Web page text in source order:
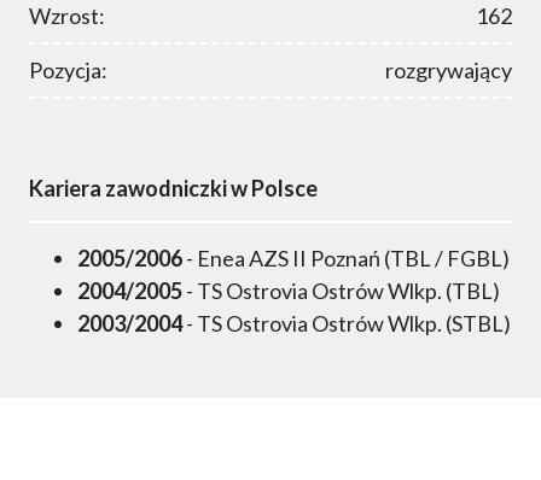
Wzrost: 162
Pozycja: rozgrywający
Kariera zawodniczki w Polsce
2005/2006- Enea AZS II Poznań (TBL / FGBL)
2004/2005- TS Ostrovia Ostrów Wlkp. (TBL)
2003/2004- TS Ostrovia Ostrów Wlkp. (STBL)